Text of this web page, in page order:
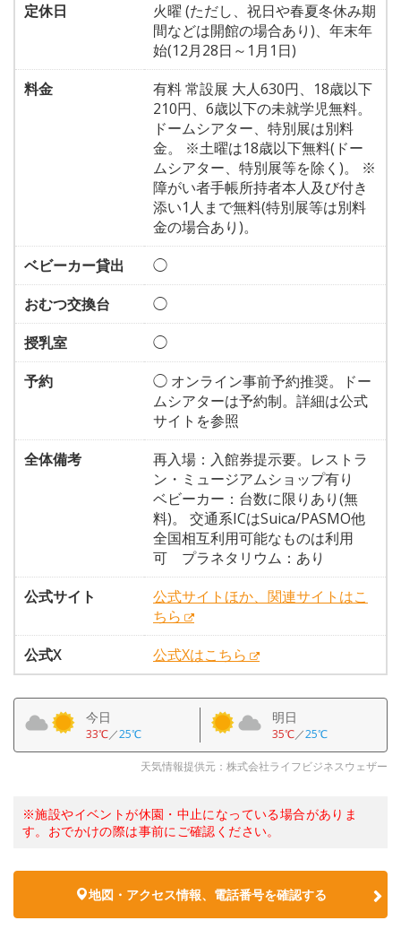
定休日
火曜 (ただし、祝日や春夏冬休み期
間などは開館の場合あり)、年末年
始(12月28日～1月1日)
料金
有料 常設展 大人630円、18歳以下
210円、6歳以下の未就学児無料。
ドームシアター、特別展は別料
金。 ※土曜は18歳以下無料(ドー
ムシアター、特別展等を除く)。 ※
障がい者手帳所持者本人及び付き
添い1人まで無料(特別展等は別料
金の場合あり)。
ベビーカー貸出
◯
おむつ交換台
◯
授乳室
◯
予約
◯ オンライン事前予約推奨。ドー
ムシアターは予約制。詳細は公式
サイトを参照
全体備考
再入場：入館券提示要。レストラ
ン・ミュージアムショップ有り
ベビーカー：台数に限りあり(無
料)。 交通系ICはSuica/PASMO他
全国相互利用可能なものは利用
可 プラネタリウム：あり
公式サイト
公式サイトほか、関連サイトはこ
ちら
公式X
公式Xはこちら
今日
33℃／25℃
明日
35℃／25℃
天気情報提供元：株式会社ライフビジネスウェザー
※施設やイベントが休園・中止になっている場合がありま
す。おでかけの際は事前にご確認ください。
地図・アクセス情報、電話番号を確認する